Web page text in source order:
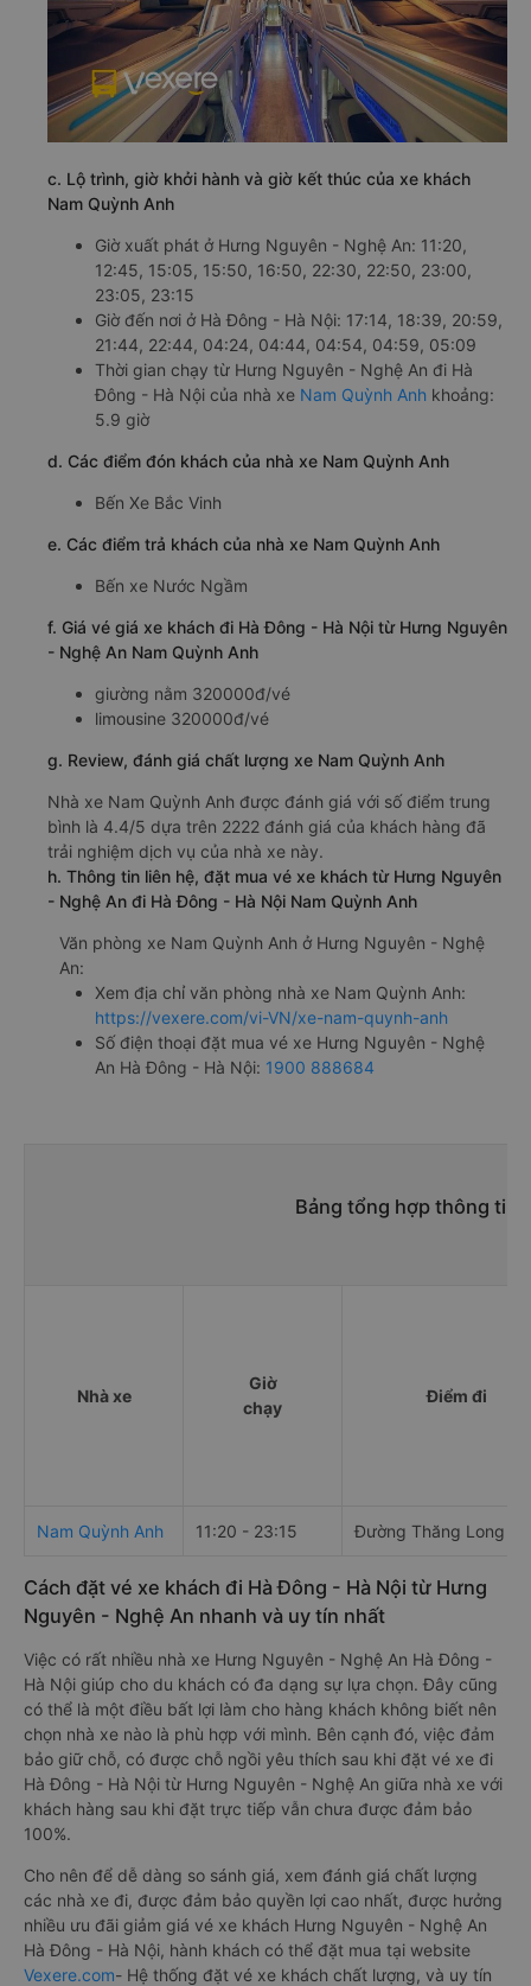
c. Lộ trình, giờ khởi hành và giờ kết thúc của xe khách
Nam Quỳnh Anh
Giờ xuất phát ở Hưng Nguyên - Nghệ An: 11:20,
12:45, 15:05, 15:50, 16:50, 22:30, 22:50, 23:00,
23:05, 23:15
Giờ đến nơi ở Hà Đông - Hà Nội: 17:14, 18:39, 20:59,
21:44, 22:44, 04:24, 04:44, 04:54, 04:59, 05:09
Thời gian chạy từ Hưng Nguyên - Nghệ An đi Hà
Đông - Hà Nội của nhà xe Nam Quỳnh Anh khoảng:
5.9 giờ
d. Các điểm đón khách của nhà xe Nam Quỳnh Anh
Bến Xe Bắc Vinh
e. Các điểm trả khách của nhà xe Nam Quỳnh Anh
Bến xe Nước Ngầm
f. Giá vé giá xe khách đi Hà Đông - Hà Nội từ Hưng Nguyên
- Nghệ An Nam Quỳnh Anh
giường nằm 320000đ/vé
limousine 320000đ/vé
g. Review, đánh giá chất lượng xe Nam Quỳnh Anh
Nhà xe Nam Quỳnh Anh được đánh giá với số điểm trung
bình là 4.4/5 dựa trên 2222 đánh giá của khách hàng đã
trải nghiệm dịch vụ của nhà xe này.
h. Thông tin liên hệ, đặt mua vé xe khách từ Hưng Nguyên
- Nghệ An đi Hà Đông - Hà Nội Nam Quỳnh Anh
Văn phòng xe Nam Quỳnh Anh ở Hưng Nguyên - Nghệ
An:
Xem địa chỉ văn phòng nhà xe Nam Quỳnh Anh:
https://vexere.com/vi-VN/xe-nam-quynh-anh
Số điện thoại đặt mua vé xe Hưng Nguyên - Nghệ
An Hà Đông - Hà Nội: 1900 888684
Bảng tổng hợp thông tin
Nhà xe
Giờ
chạy
Điểm đi
Nam Quỳnh Anh 11:20 - 23:15 Đường Thăng Long
Cách đặt vé xe khách đi Hà Đông - Hà Nội từ Hưng
Nguyên - Nghệ An nhanh và uy tín nhất
Việc có rất nhiều nhà xe Hưng Nguyên - Nghệ An Hà Đông -
Hà Nội giúp cho du khách có đa dạng sự lựa chọn. Đây cũng
có thể là một điều bất lợi làm cho hàng khách không biết nên
chọn nhà xe nào là phù hợp với mình. Bên cạnh đó, việc đảm
bảo giữ chỗ, có được chỗ ngồi yêu thích sau khi đặt vé xe đi
Hà Đông - Hà Nội từ Hưng Nguyên - Nghệ An giữa nhà xe với
khách hàng sau khi đặt trực tiếp vẫn chưa được đảm bảo
100%.
Cho nên để dễ dàng so sánh giá, xem đánh giá chất lượng
các nhà xe đi, được đảm bảo quyền lợi cao nhất, được hưởng
nhiều ưu đãi giảm giá vé xe khách Hưng Nguyên - Nghệ An
Hà Đông - Hà Nội, hành khách có thể đặt mua tại website
Vexere.com- Hệ thống đặt vé xe khách chất lượng, và uy tín